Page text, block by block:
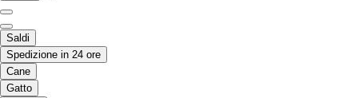
Saldi
Spedizione in 24 ore
Cane
Gatto